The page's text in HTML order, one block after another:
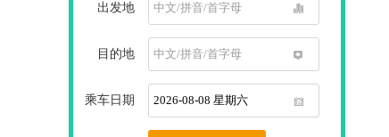
出发地
目的地
1
乘车日期
1